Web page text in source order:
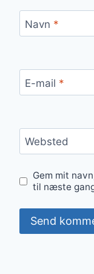
Navn *
E-mail *
Websted
Gem mit
til næste